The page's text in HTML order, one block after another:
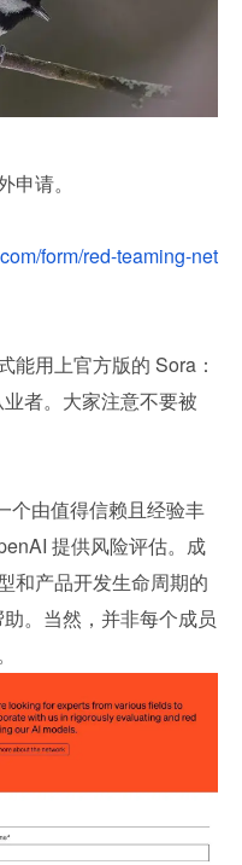
请。
form/red-teaming-net
能用上官方版的 Sora：
者。大家注意不要被
个由值得信赖且经验丰
提供风险评估。成
和产品开发生命周期的
。当然，并非每个成员